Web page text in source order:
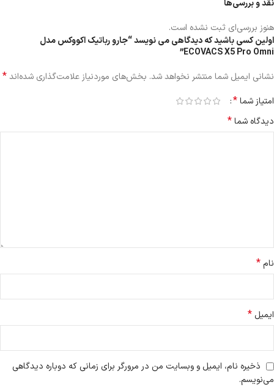
نقد و بررسی‌ها
هنوز بررسی‌ای ثبت نشده است.
اولین کسی باشید که دیدگاهی می نویسد “جارو رباتیک اکووکس مدل
ECOVACS X5 Pro Omni”
نشانی ایمیل شما منتشر نخواهد شد. بخش‌های موردنیاز علامت‌گذاری شده‌اند*
امتیاز شما*
دیدگاه شما*
نام*
ایمیل *
ذخیره نام، ایمیل و وبسایت من در مرورگر برای زمانی که دوباره دیدگاهی
می‌نویسم.